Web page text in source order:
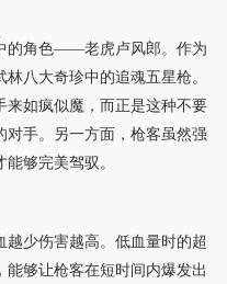
的角色——老虎卢风郎。作为
八大奇珍中的追魂五星枪。
来如疯似魔，而正是这种不要
手。另一方面，枪客虽然强
够完美驾驭。
少伤害越高。低血量时的超
够让枪客在短时间内爆发出